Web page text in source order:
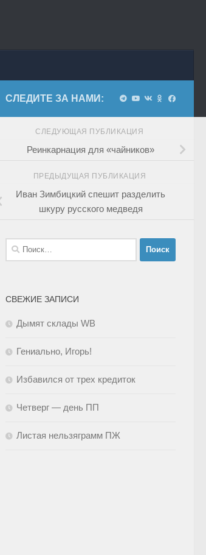
СЛЕДИТЕ ЗА НАМИ:
СЛЕДУЮЩАЯ ПУБЛИКАЦИЯ
Реинкарнация для «чайников»
ПРЕДЫДУЩАЯ ПУБЛИКАЦИЯ
Иван Зимбицкий спешит разделить
шкуру русского медведя
Найти:
СВЕЖИЕ ЗАПИСИ
Дымят склады WB
Гениально, Игорь!
Избавился от трех кредиток
Четверг — день ПП
Листая нельзяграмм ПЖ